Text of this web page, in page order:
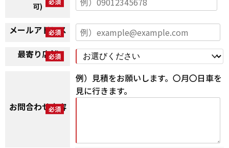
可)
メールアドレス
最寄り店舗
お問合わせ内容
例）見積をお願いします。〇月〇日車を
見に行きます。